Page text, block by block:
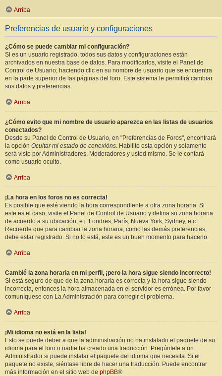
Arriba
Preferencias de usuario y configuraciones
¿Cómo se puede cambiar mi configuración?
Si es un usuario registrado, todos sus datos y configuraciones están
archivados en nuestra base de datos. Para modificarlos, visite el Panel de
Control de Usuario; haciendo clic en su nombre de usuario que se encuentra
en la parte superior de las páginas del foro. Este sistema le permitirá cambiar
sus datos y preferencias.
Arriba
¿Cómo evito que mi nombre de usuario aparezca en las listas de usuarios
conectados?
Desde su Panel de Control de Usuario, en "Preferencias de Foros", encontrará
la opción Ocultar mi estado de conexións. Habilite esta opción y solamente
será visto por Administradores, Moderadores y usted mismo. Se le contará
como usuario oculto.
Arriba
¡La hora en los foros no es correcta!
Es posible que esté viendo la hora correspondiente a otra zona horaria. Si
este es el caso, visite el Panel de Control de Usuario y defina su zona horaria
de acuerdo a su ubicación, e.j. Londres, París, Nueva York, Sydney, etc.
Recuerde que para cambiar la zona horaria, como las demás preferencias,
debe estar registrado. Si no lo está, este es un buen momento para hacerlo.
Arriba
Cambié la zona horaria en mi perfil, ¡pero la hora sigue siendo incorrecto!
Si está seguro de que de la zona horaria es correcta y la hora sigue siendo
incorrecta, entonces la hora almacenada en el servidor es errónea. Por favor
comuníquese con La Administración para corregir el problema.
Arriba
¡Mi idioma no está en la lista!
Esto se puede deber a que la administración no ha instalado el paquete de su
idioma para el foro o nadie ha creado una traducción. Pregúntele a un
Administrador si puede instalar el paquete del idioma que necesita. Si el
paquete no existe, siéntase libre de hacer una traducción. Puede encontrar
más información en el sitio web de phpBB®